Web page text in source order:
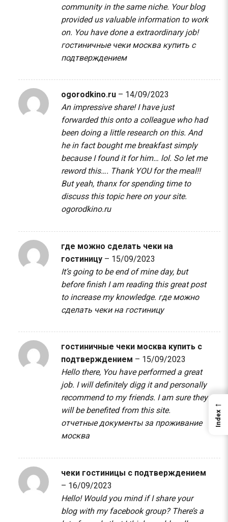
community in the same niche. Your blog
provided us valuable information to work
on. You have done a extraordinary job!
гостиничные чеки москва купить с
подтверждением
ogorodkino.ru – 14/09/2023
An impressive share! I have just
forwarded this onto a colleague who had
been doing a little research on this. And
he in fact bought me breakfast simply
because I found it for him… lol. So let me
reword this…. Thank YOU for the meal!!
But yeah, thanx for spending time to
discuss this topic here on your site.
ogorodkino.ru
где можно сделать чеки на
гостиницу – 15/09/2023
It’s going to be end of mine day, but
before finish I am reading this great post
to increase my knowledge. где можно
сделать чеки на гостиницу
гостиничные чеки москва купить с
подтверждением – 15/09/2023
Hello there, You have performed a great
job. I will definitely digg it and personally
recommend to my friends. I am sure they
will be benefited from this site.
отчетные документы за проживание
москва
чеки гостиницы с подтверждением
– 16/09/2023
Hello! Would you mind if I share your
blog with my facebook group? There’s a
←
Index